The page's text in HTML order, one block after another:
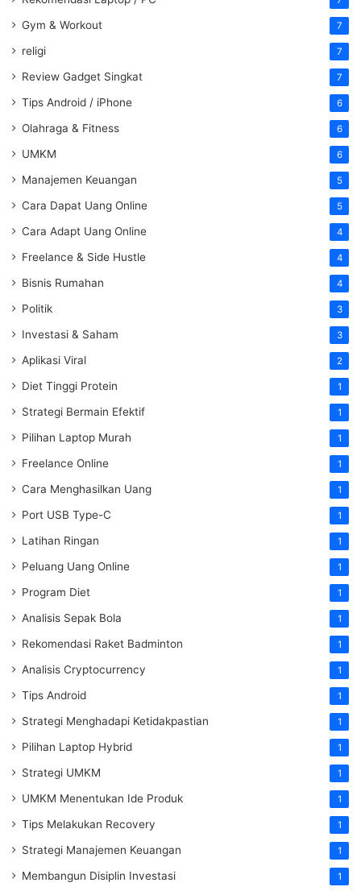
Gym & Workout 7
religi 7
Review Gadget Singkat 7
Tips Android / iPhone 6
Olahraga & Fitness 6
UMKM 6
Manajemen Keuangan 5
Cara Dapat Uang Online 5
Cara Adapt Uang Online 4
Freelance & Side Hustle 4
Bisnis Rumahan 4
Politik 3
Investasi & Saham 3
Aplikasi Viral 2
Diet Tinggi Protein 1
Strategi Bermain Efektif 1
Pilihan Laptop Murah 1
Freelance Online 1
Cara Menghasilkan Uang 1
Port USB Type-C 1
Latihan Ringan 1
Peluang Uang Online 1
Program Diet 1
Analisis Sepak Bola 1
Rekomendasi Raket Badminton 1
Analisis Cryptocurrency 1
Tips Android 1
Strategi Menghadapi Ketidakpastian 1
Pilihan Laptop Hybrid 1
Strategi UMKM 1
UMKM Menentukan Ide Produk 1
Tips Melakukan Recovery 1
Strategi Manajemen Keuangan 1
Membangun Disiplin Investasi 1